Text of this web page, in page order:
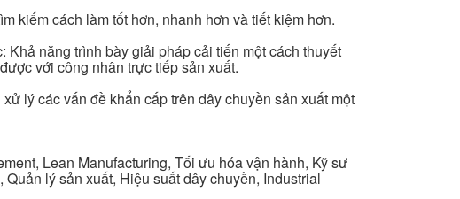
kiếm cách làm tốt hơn, nhanh hơn và tiết kiệm hơn.
Khả năng trình bày giải pháp cải tiến một cách thuyết
với công nhân trực tiếp sản xuất.
lý các vấn đề khẩn cấp trên dây chuyền sản xuất một
Lean Manufacturing, Tối ưu hóa vận hành, Kỹ sư
lý sản xuất, Hiệu suất dây chuyền, Industrial